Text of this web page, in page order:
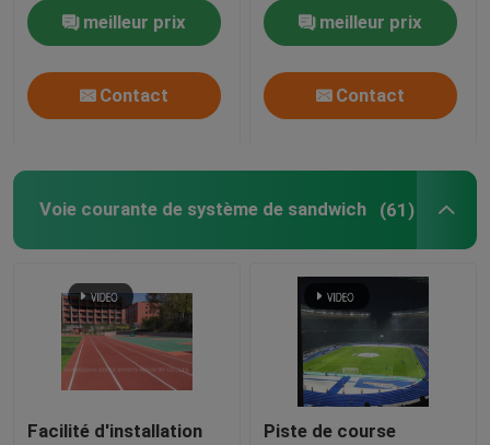
meilleur prix
Contact
meilleur prix
Contact
Voie courante de système de sandwich (61)
Facilité d'installation
Piste de course